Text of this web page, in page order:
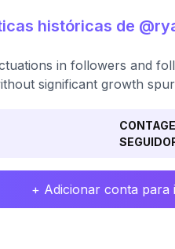
históricas de
in followers and
significant growth
+ Adicionar conta para